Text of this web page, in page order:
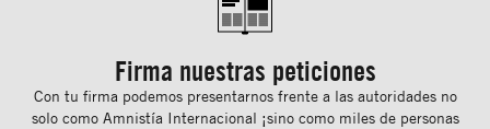
Firma nuestras peticiones
Con tu ﬁrma podemos presentarnos frente a las autoridades no
solo como Amnistía Internacional ¡sino como miles de personas